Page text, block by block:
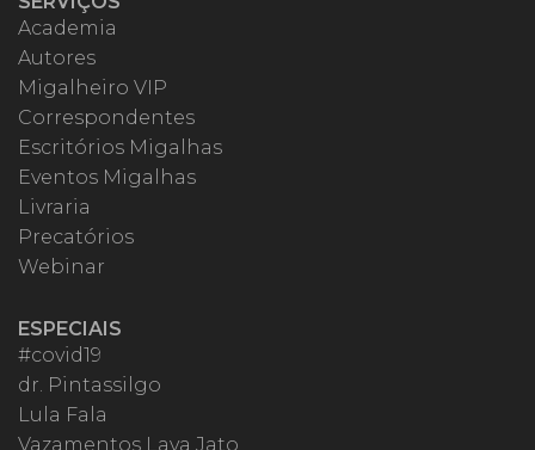
Academia
Autores
Migalheiro VIP
Correspondentes
Escritórios Migalhas
Eventos Migalhas
Livraria
Precatórios
Webinar
ESPECIAIS
#covid19
dr. Pintassilgo
Lula Fala
Vazamentos Lava Jato